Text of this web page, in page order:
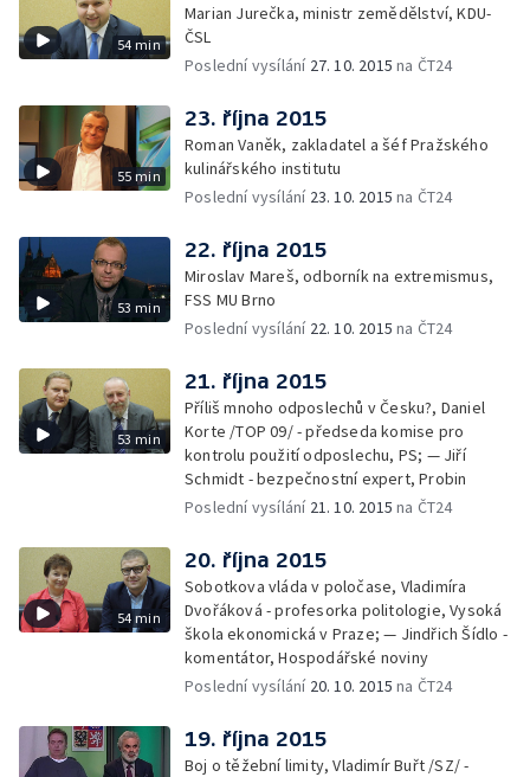
54 min
Marian Jurečka, ministr zemědělství, KDU-
ČSL
Poslední vysílání 27. 10. 2015 na ČT24
55 min
23. října 2015
Roman Vaněk, zakladatel a šéf Pražského
kulinářského institutu
Poslední vysílání 23. 10. 2015 na ČT24
53 min
22. října 2015
Miroslav Mareš, odborník na extremismus,
FSS MU Brno
Poslední vysílání 22. 10. 2015 na ČT24
53 min
21. října 2015
Příliš mnoho odposlechů v Česku?, Daniel
Korte /TOP 09/ - předseda komise pro
kontrolu použití odposlechu, PS; — Jiří
Schmidt - bezpečnostní expert, Probin
Poslední vysílání 21. 10. 2015 na ČT24
54 min
20. října 2015
Sobotkova vláda v poločase, Vladimíra
Dvořáková - profesorka politologie, Vysoká
škola ekonomická v Praze; — Jindřich Šídlo -
komentátor, Hospodářské noviny
Poslední vysílání 20. 10. 2015 na ČT24
19. října 2015
Boj o těžební limity, Vladimír Buřt /SZ/ -